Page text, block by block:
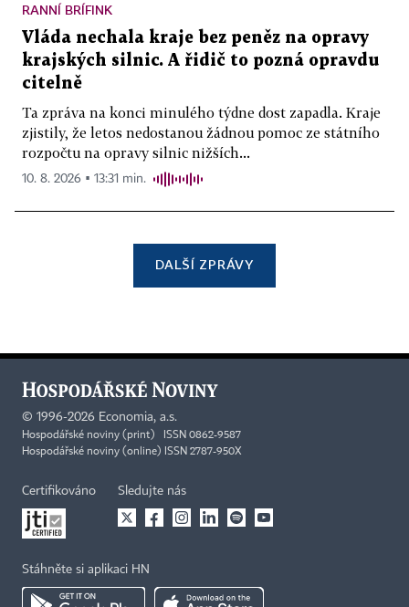
RANNÍ BRÍFINK
Vláda nechala kraje bez peněz na opravy
krajských silnic. A řidič to pozná opravdu
citelně
Ta zpráva na konci minulého týdne dost zapadla. Kraje
zjistily, že letos nedostanou žádnou pomoc ze státního
rozpočtu na opravy silnic nižších...
10. 8. 2026 ▪ 13:31 min.
DALŠÍ ZPRÁVY
© 1996-2026 Economia, a.s.
Hospodářské noviny (print) ISSN 0862-9587
Hospodářské noviny (online) ISSN 2787-950X
Certifikováno Sledujte nás
Stáhněte si aplikaci HN